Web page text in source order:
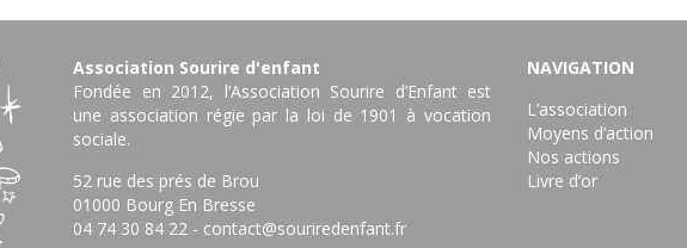
Association Sourire d'enfant
Fondée en 2012, l’Association Sourire d’Enfant est
une association régie par la loi de 1901 à vocation
sociale.
52 rue des prés de Brou
01000 Bourg En Bresse ‎
04 74 30 84 22 - contact@souriredenfant.fr
NAVIGATION
L’association
Moyens d’action
Nos actions
Livre d’or